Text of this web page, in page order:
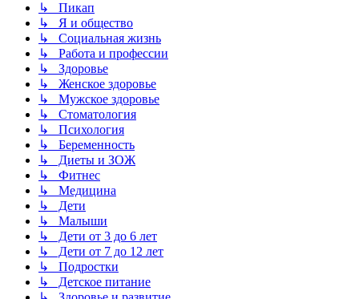
↳ Пикап
↳ Я и общество
↳ Социальная жизнь
↳ Работа и профессии
↳ Здоровье
↳ Женское здоровье
↳ Мужское здоровье
↳ Стоматология
↳ Психология
↳ Беременность
↳ Диеты и ЗОЖ
↳ Фитнес
↳ Медицина
↳ Дети
↳ Малыши
↳ Дети от 3 до 6 лет
↳ Дети от 7 до 12 лет
↳ Подростки
↳ Детское питание